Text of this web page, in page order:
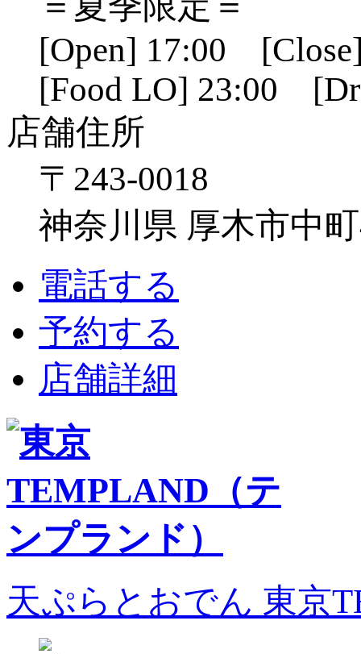
[Open] 17:00
[Food LO] 23:00
店舗住所
〒243-0018
神奈川県 厚木市中
電話する
予約する
店舗詳細
天ぷらとおでん 東京